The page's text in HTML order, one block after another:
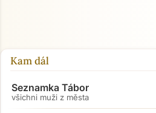
Kam dál
Seznamka Tábor
všichni muži z města